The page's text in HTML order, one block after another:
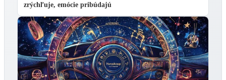
zrýchľuje, emócie pribúdajú